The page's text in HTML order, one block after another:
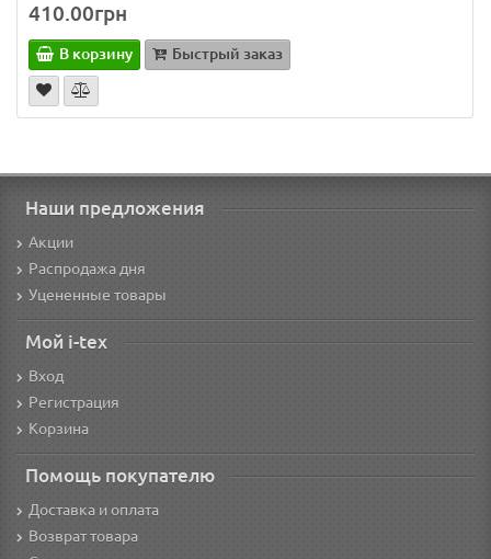
410.00грн
В корзину Быстрый заказ
Наши предложения
Акции
Распродажа дня
Уцененные товары
Мой i-tex
Вход
Регистрация
Корзина
Помощь покупателю
Доставка и оплата
Возврат товара